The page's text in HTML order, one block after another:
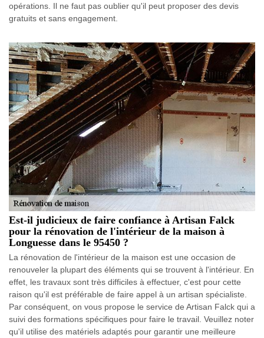
opérations. Il ne faut pas oublier qu'il peut proposer des devis
gratuits et sans engagement.
Est-il judicieux de faire confiance à Artisan Falck
pour la rénovation de l'intérieur de la maison à
Longuesse dans le 95450 ?
La rénovation de l'intérieur de la maison est une occasion de
renouveler la plupart des éléments qui se trouvent à l'intérieur. En
effet, les travaux sont très difficiles à effectuer, c'est pour cette
raison qu'il est préférable de faire appel à un artisan spécialiste.
Par conséquent, on vous propose le service de Artisan Falck qui a
suivi des formations spécifiques pour faire le travail. Veuillez noter
qu'il utilise des matériels adaptés pour garantir une meilleure